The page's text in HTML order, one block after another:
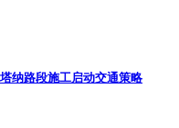
纳路段施工启动交通策略